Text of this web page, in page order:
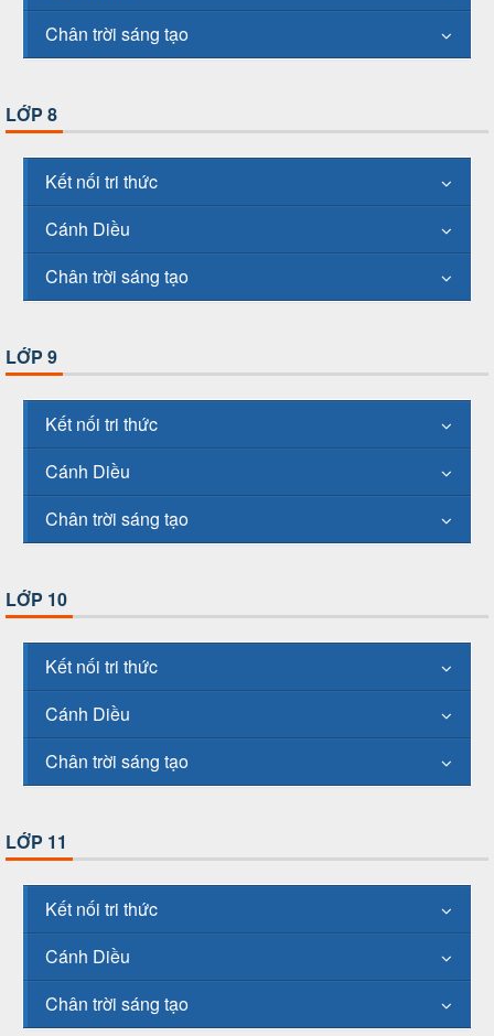
Chân trời sáng tạo
LỚP 8
Kết nối tri thức
Cánh Diều
Chân trời sáng tạo
LỚP 9
Kết nối tri thức
Cánh Diều
Chân trời sáng tạo
LỚP 10
Kết nối tri thức
Cánh Diều
Chân trời sáng tạo
LỚP 11
Kết nối tri thức
Cánh Diều
Chân trời sáng tạo